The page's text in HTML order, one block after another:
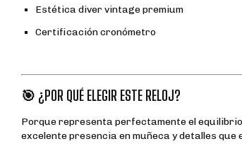
Estética diver vintage premium
Certificación cronómetro
🎯 ¿POR QUÉ ELEGIR ESTE RELOJ?
Porque representa perfectamente el
excelente presencia en muñeca y detalles